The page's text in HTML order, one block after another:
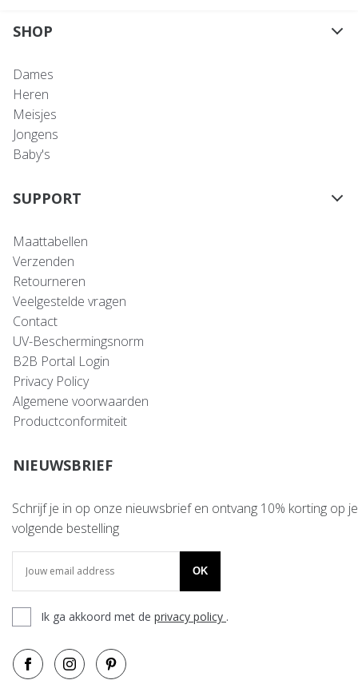
SHOP
Dames
Heren
Meisjes
Jongens
Baby's
SUPPORT
Maattabellen
Verzenden
Retourneren
Veelgestelde vragen
Contact
UV-Beschermingsnorm
B2B Portal Login
Privacy Policy
Algemene voorwaarden
Productconformiteit
NIEUWSBRIEF
Schrijf je in op onze nieuwsbrief en ontvang 10% korting op je
volgende bestelling
OK
Ik ga akkoord met de privacy policy .